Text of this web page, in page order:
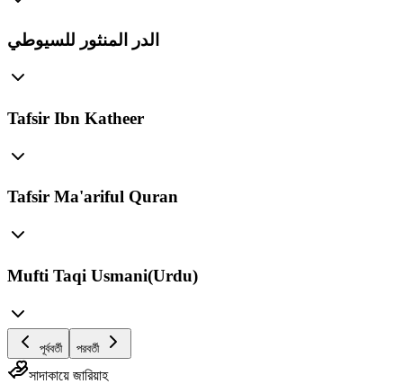
الدر المنثور للسيوطي
Tafsir Ibn Katheer
Tafsir Ma'ariful Quran
Mufti Taqi Usmani(Urdu)
পূর্ববর্তী পরবর্তী
সাদাকায়ে জারিয়াহ